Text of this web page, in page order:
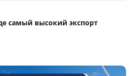
самый высокий экспорт